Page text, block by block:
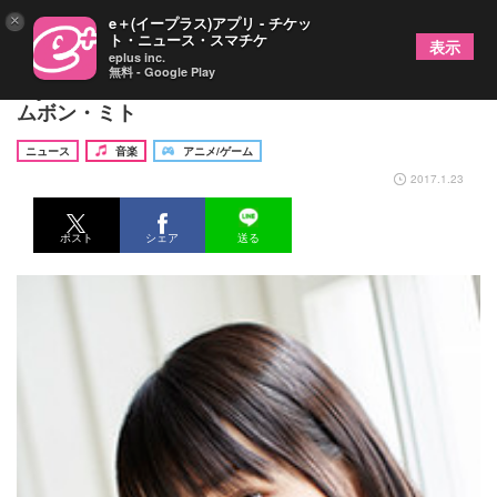
TrySail夏川椎菜がソロデビュー、楽曲提供はクラ
ムボン・ミト
ニュース 音楽
アニメ/ゲーム
2017.1.23
ポスト シェア 送る
× e＋(イープラス)アプリ - チケッ
ト・ニュース・スマチケ
eplus inc.
無料 - Google Play
表示